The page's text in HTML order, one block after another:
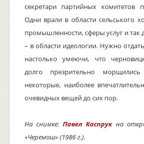
секретари партийных комитетов
Одни врали в области сельського
промышленности, сферы услуг и так
– в области идеологии. Нужно
настолько умеючи, что
долго презрительно
некоторые, наиболее
очевидных вещей до сих пор.
На снимке: Павел Каспрук на
«Черемош» (1986 г.).